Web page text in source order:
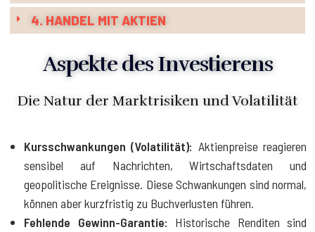
4. HANDEL MIT AKTIEN
Aspekte des Investierens
Die Natur der Marktrisiken und Volatilität
Kursschwankungen (Volatilität): Aktienpreise reagieren
sensibel auf Nachrichten, Wirtschaftsdaten und
geopolitische Ereignisse. Diese Schwankungen sind normal,
können aber kurzfristig zu Buchverlusten führen.
Fehlende Gewinn-Garantie: Historische Renditen sind